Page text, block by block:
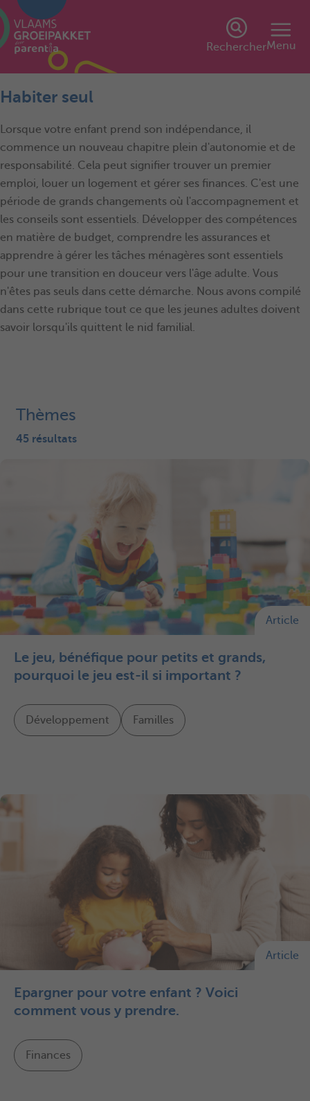
RechercherMenu
Habiter seul
Lorsque votre enfant prend son indépendance, il
commence un nouveau chapitre plein d'autonomie et de
responsabilité. Cela peut signifier trouver un premier
emploi, louer un logement et gérer ses finances. C'est une
période de grands changements où l'accompagnement et
les conseils sont essentiels. Développer des compétences
en matière de budget, comprendre les assurances et
apprendre à gérer les tâches ménagères sont essentiels
pour une transition en douceur vers l'âge adulte. Vous
n'êtes pas seuls dans cette démarche. Nous avons compilé
dans cette rubrique tout ce que les jeunes adultes doivent
savoir lorsqu'ils quittent le nid familial.
Thèmes
45 résultats
Article
Le jeu, bénéfique pour petits et grands,
pourquoi le jeu est-il si important ?
Développement Familles
Article
Epargner pour votre enfant ? Voici
comment vous y prendre.
Finances